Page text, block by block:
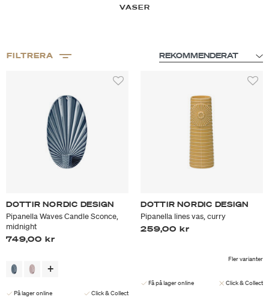
VASER
FILTRERA
DOTTIR NORDIC DESIGN
Pipanella Waves Candle Sconce,
midnight
749,00 kr
På lager online Click & Collect
DOTTIR NORDIC DESIGN
Pipanella lines vas, curry
259,00 kr
Fler varianter
Få på lager online Click & Collect